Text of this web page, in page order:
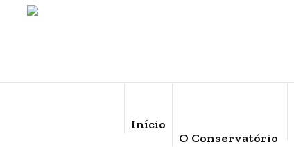
Início
O Conservatório